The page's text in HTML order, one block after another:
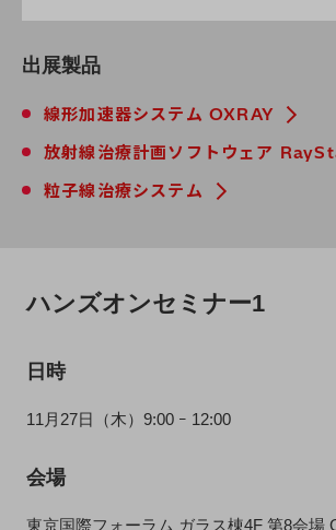
出展製品
線形加速器システム OXRAY
放射線治療計画ソフトウェア
粒子線治療システム
ハンズオンセミナー1
日時
11月27日（木）9:00 ｰ 12:00
会場
東京国際フォーラム ガラス棟4F 第8会場